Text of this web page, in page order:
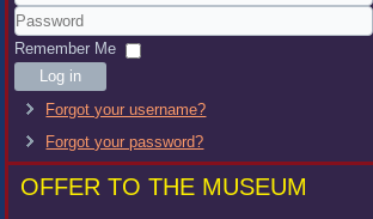
Username
Password
Remember Me
Log in
Forgot your username?
Forgot your password?
OFFER TO THE MUSEUM